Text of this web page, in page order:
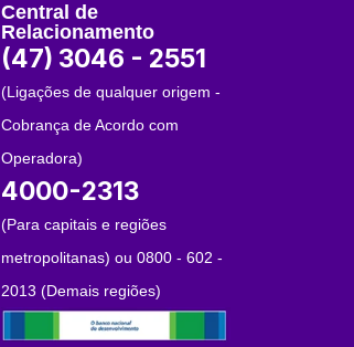
Central de
Relacionamento
(47) 3046 - 2551
(Ligações de qualquer origem -
Cobrança de Acordo com
Operadora)
4000-2313
(Para capitais e regiões
metropolitanas) ou 0800 - 602 -
2013 (Demais regiões)